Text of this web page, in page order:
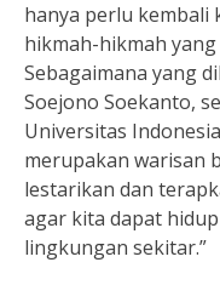
hanya perlu kembali
hikmah-hikmah
Sebagaimana yang
Soejono Soekanto,
Universitas
merupakan warisan
lestarikan dan
agar kita dapat
lingkungan sekitar.”